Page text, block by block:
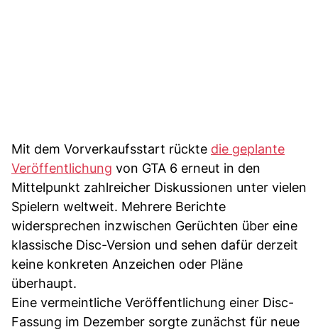
Mit dem Vorverkaufsstart rückte die geplante
Veröffentlichung von GTA 6 erneut in den
Mittelpunkt zahlreicher Diskussionen unter vielen
Spielern weltweit. Mehrere Berichte
widersprechen inzwischen Gerüchten über eine
klassische Disc-Version und sehen dafür derzeit
keine konkreten Anzeichen oder Pläne
überhaupt.
Eine vermeintliche Veröffentlichung einer Disc-
Fassung im Dezember sorgte zunächst für neue